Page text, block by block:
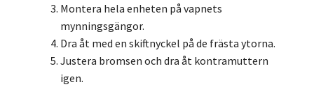
Montera hela enheten på vapnets
mynningsgängor.
Dra åt med en skiftnyckel på de frästa ytorna.
Justera bromsen och dra åt kontramuttern
igen.